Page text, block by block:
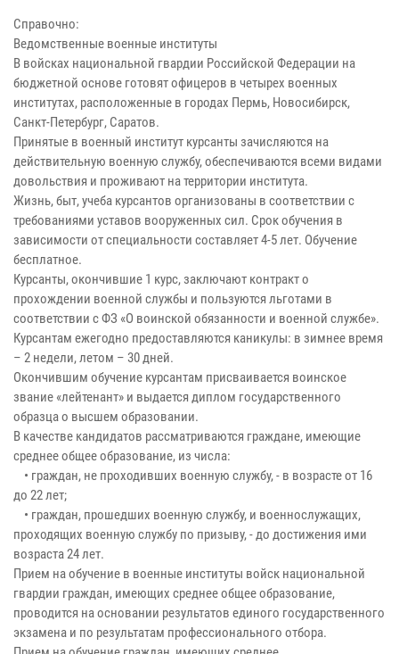
Справочно:
Ведомственные военные институты
В войсках национальной гвардии Российской Федерации на
бюджетной основе готовят офицеров в четырех военных
институтах, расположенные в городах Пермь, Новосибирск,
Санкт-Петербург, Саратов.
Принятые в военный институт курсанты зачисляются на
действительную военную службу, обеспечиваются всеми видами
довольствия и проживают на территории института.
Жизнь, быт, учеба курсантов организованы в соответствии с
требованиями уставов вооруженных сил. Срок обучения в
зависимости от специальности составляет 4-5 лет. Обучение
бесплатное.
Курсанты, окончившие 1 курс, заключают контракт о
прохождении военной службы и пользуются льготами в
соответствии с ФЗ «О воинской обязанности и военной службе».
Курсантам ежегодно предоставляются каникулы: в зимнее время
– 2 недели, летом – 30 дней.
Окончившим обучение курсантам присваивается воинское
звание «лейтенант» и выдается диплом государственного
образца о высшем образовании.
В качестве кандидатов рассматриваются граждане, имеющие
среднее общее образование, из числа:
• граждан, не проходивших военную службу, - в возрасте от 16
до 22 лет;
• граждан, прошедших военную службу, и военнослужащих,
проходящих военную службу по призыву, - до достижения ими
возраста 24 лет.
Прием на обучение в военные институты войск национальной
гвардии граждан, имеющих среднее общее образование,
проводится на основании результатов единого государственного
экзамена и по результатам профессионального отбора.